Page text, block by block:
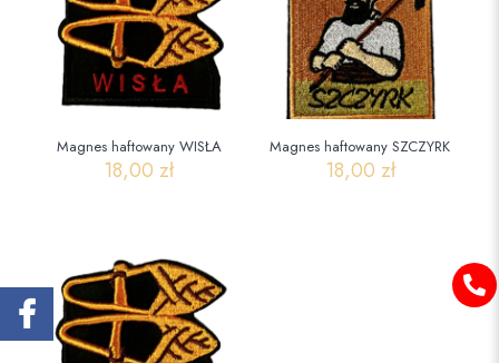
Magnes haftowany WISŁA
18,00zł
Magnes haftowany SZCZYRK
18,00 zł